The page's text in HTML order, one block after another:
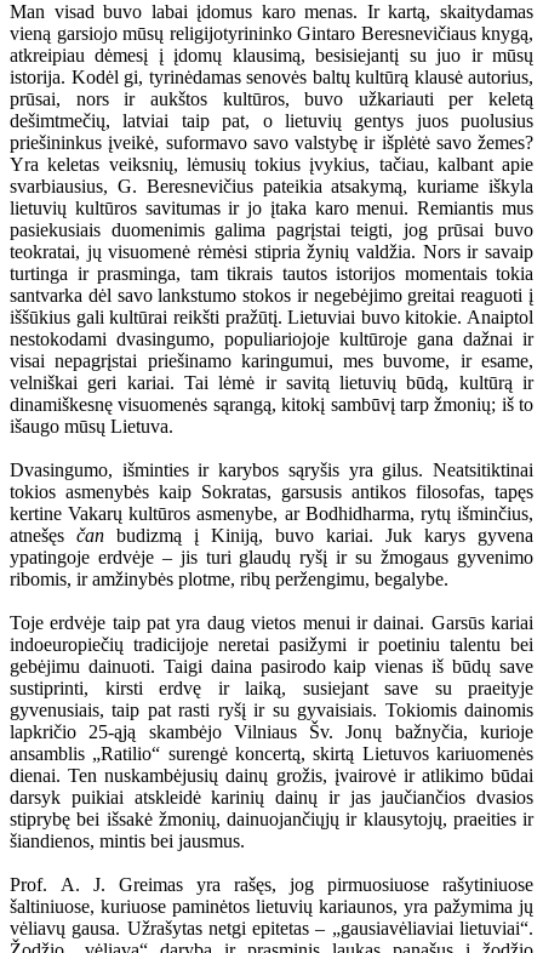
Man visad buvo labai įdomus karo menas. Ir kartą, skaitydamas
vieną garsiojo mūsų religijotyrininko Gintaro Beresnevičiaus knygą,
atkreipiau dėmesį į įdomų klausimą, besisiejantį su juo ir mūsų
istorija. Kodėl gi, tyrinėdamas senovės baltų kultūrą klausė autorius,
prūsai, nors ir aukštos kultūros, buvo užkariauti per keletą
dešimtmečių, latviai taip pat, o lietuvių gentys juos puolusius
priešininkus įveikė, suformavo savo valstybę ir išplėtė savo žemes?
Yra keletas veiksnių, lėmusių tokius įvykius, tačiau, kalbant apie
svarbiausius, G. Beresnevičius pateikia atsakymą, kuriame iškyla
lietuvių kultūros savitumas ir jo įtaka karo menui. Remiantis mus
pasiekusiais duomenimis galima pagrįstai teigti, jog prūsai buvo
teokratai, jų visuomenė rėmėsi stipria žynių valdžia. Nors ir savaip
turtinga ir prasminga, tam tikrais tautos istorijos momentais tokia
santvarka dėl savo lankstumo stokos ir negebėjimo greitai reaguoti į
iššūkius gali kultūrai reikšti pražūtį. Lietuviai buvo kitokie. Anaiptol
nestokodami dvasingumo, populiariojoje kultūroje gana dažnai ir
visai nepagrįstai priešinamo karingumui, mes buvome, ir esame,
velniškai geri kariai. Tai lėmė ir savitą lietuvių būdą, kultūrą ir
dinamiškesnę visuomenės sąrangą, kitokį sambūvį tarp žmonių; iš to
išaugo mūsų Lietuva.
Dvasingumo, išminties ir karybos sąryšis yra gilus. Neatsitiktinai
tokios asmenybės kaip Sokratas, garsusis antikos filosofas, tapęs
kertine Vakarų kultūros asmenybe, ar Bodhidharma, rytų išminčius,
atnešęs čan budizmą į Kiniją, buvo kariai. Juk karys gyvena
ypatingoje erdvėje – jis turi glaudų ryšį ir su žmogaus gyvenimo
ribomis, ir amžinybės plotme, ribų peržengimu, begalybe.
Toje erdvėje taip pat yra daug vietos menui ir dainai. Garsūs kariai
indoeuropiečių tradicijoje neretai pasižymi ir poetiniu talentu bei
gebėjimu dainuoti. Taigi daina pasirodo kaip vienas iš būdų save
sustiprinti, kirsti erdvę ir laiką, susiejant save su praeityje
gyvenusiais, taip pat rasti ryšį ir su gyvaisiais. Tokiomis dainomis
lapkričio 25-ąją skambėjo Vilniaus Šv. Jonų bažnyčia, kurioje
ansamblis „Ratilio“ surengė koncertą, skirtą Lietuvos kariuomenės
dienai. Ten nuskambėjusių dainų grožis, įvairovė ir atlikimo būdai
darsyk puikiai atskleidė karinių dainų ir jas jaučiančios dvasios
stiprybę bei išsakė žmonių, dainuojančiųjų ir klausytojų, praeities ir
šiandienos, mintis bei jausmus.
Prof. A. J. Greimas yra rašęs, jog pirmuosiuose rašytiniuose
šaltiniuose, kuriuose paminėtos lietuvių kariaunos, yra pažymima jų
vėliavų gausa. Užrašytas netgi epitetas – „gausiavėliaviai lietuviai“.